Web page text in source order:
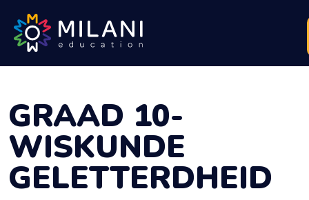
GRAAD 10-
WISKUNDE
GELETTERDHEID